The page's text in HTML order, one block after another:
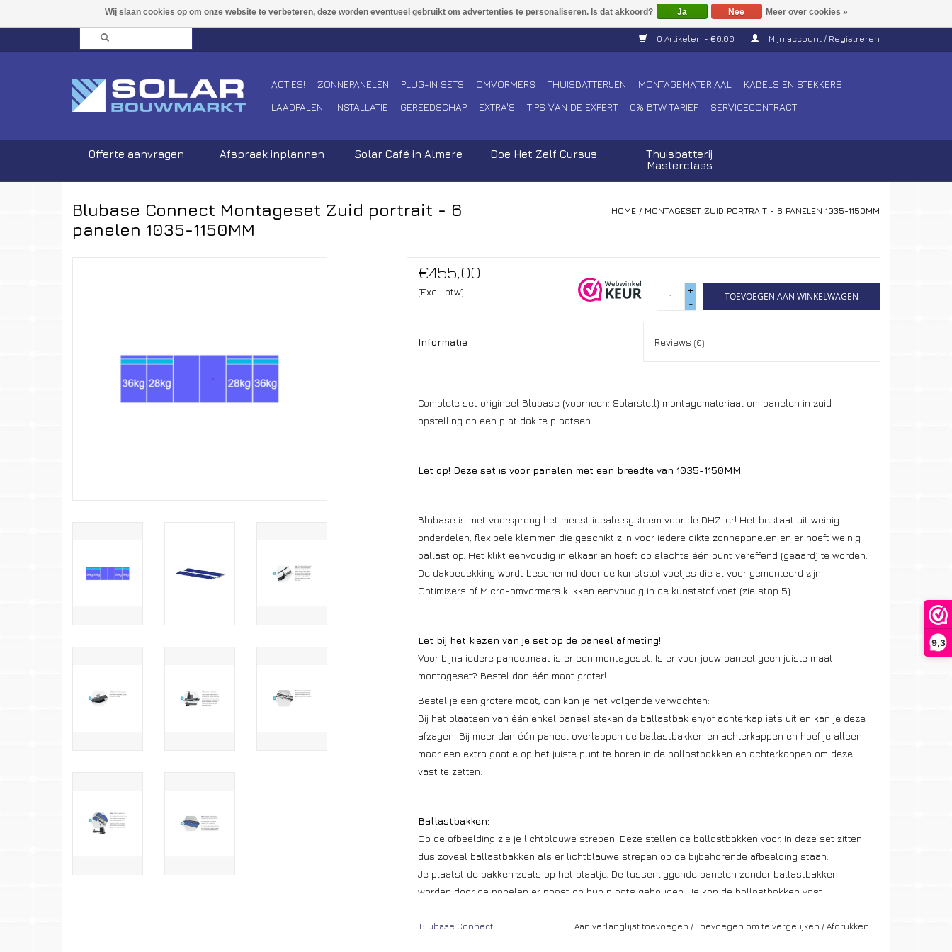
9,3
0 Artikelen - €0,00 Mijn account / Registreren
ACTIES! ZONNEPANELEN PLUG-IN SETS OMVORMERS THUISBATTERIJEN MONTAGEMATERIAAL
KABELS EN STEKKERS
LAADPALEN
INSTALLATIE GEREEDSCHAP EXTRA'S TIPS VAN DE EXPERT 0% BTW TARIEF SERVICECONTRACT
Offerte aanvragen Afspraak inplannen Solar Café in Almere Doe Het Zelf Cursus
Thuisbatterij
Masterclass
Blubase Connect Montageset Zuid portrait - 6
panelen 1035-1150MM
HOME / MONTAGESET ZUID PORTRAIT - 6 PANELEN 1035-1150MM
€455,00
(Excl. btw)
+
-
TOEVOEGEN AAN WINKELWAGEN
Informatie Reviews(0)
Complete set origineel Blubase (voorheen: Solarstell) montagemateriaal om panelen in zuid-
opstelling op een plat dak te plaatsen.
Let op! Deze set is voor panelen met een breedte van 1035-1150MM
Blubase is met voorsprong het meest ideale systeem voor de DHZ-er! Het bestaat uit weinig
onderdelen, flexibele klemmen die geschikt zijn voor iedere dikte zonnepanelen en er hoeft weinig
ballast op. Het klikt eenvoudig in elkaar en hoeft op slechts één punt vereffend (geaard) te worden.
De dakbedekking wordt beschermd door de kunststof voetjes die al voor gemonteerd zijn.
Optimizers of Micro-omvormers klikken eenvoudig in de kunststof voet (zie stap 5).
Let bij het kiezen van je set op de paneel afmeting!
Voor bijna iedere paneelmaat is er een montageset. Is er voor jouw paneel geen juiste maat
montageset? Bestel dan één maat groter!
Bestel je een grotere maat, dan kan je het volgende verwachten:
Bij het plaatsen van één enkel paneel steken de ballastbak en/of achterkap iets uit en kan je deze
afzagen. Bij meer dan één paneel overlappen de ballastbakken en achterkappen en hoef je alleen
maar een extra gaatje op het juiste punt te boren in de ballastbakken en achterkappen om deze
vast te zetten.
Ballastbakken:
Op de afbeelding zie je lichtblauwe strepen. Deze stellen de ballastbakken voor. In deze set zitten
dus zoveel ballastbakken als er lichtblauwe strepen op de bijbehorende afbeelding staan.
Je plaatst de bakken zoals op het plaatje. De tussenliggende panelen zonder ballastbakken
worden door de panelen er naast op hun plaats gehouden. Je kan de ballastbakken vast
Blubase Connect Aan verlanglijst toevoegen / Toevoegen om te vergelijken / Afdrukken
Ja Nee Meer over cookies »